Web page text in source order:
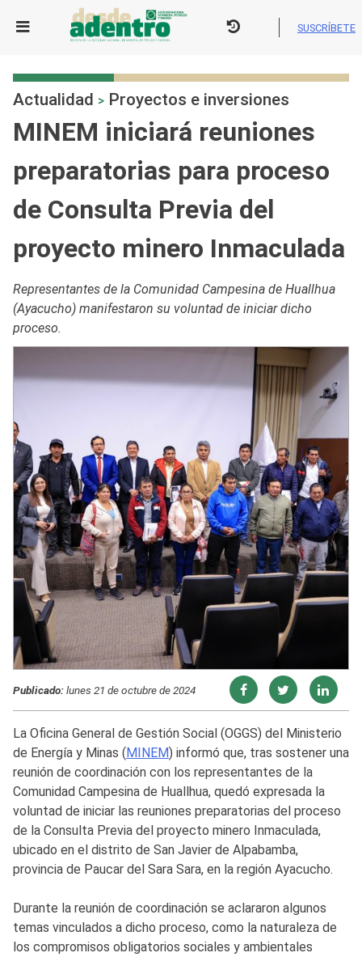
SUSCRÍBETE
Actualidad > Proyectos e inversiones
MINEM iniciará reuniones
preparatorias para proceso
de Consulta Previa del
proyecto minero Inmaculada
Representantes de la Comunidad Campesina de Huallhua
(Ayacucho) manifestaron su voluntad de iniciar dicho
proceso.
Publicado:lunes 21 de octubre de 2024
La Oficina General de Gestión Social (OGGS) del Ministerio
de Energía y Minas (MINEM) informó que, tras sostener una
reunión de coordinación con los representantes de la
Comunidad Campesina de Huallhua, quedó expresada la
voluntad de iniciar las reuniones preparatorias del proceso
de la Consulta Previa del proyecto minero Inmaculada,
ubicado en el distrito de San Javier de Alpabamba,
provincia de Paucar del Sara Sara, en la región Ayacucho.
Durante la reunión de coordinación se aclararon algunos
temas vinculados a dicho proceso, como la naturaleza de
los compromisos obligatorios sociales y ambientales